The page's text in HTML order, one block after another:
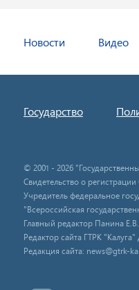
Новости Видео
Государство
© 2001 - 2026
Свидетельство о
Учредитель федеральное
"Всероссийская
Главный редактор Панина Е.В.
Редактор сайта ГТРК
Редакция сайта: news@gtrk-